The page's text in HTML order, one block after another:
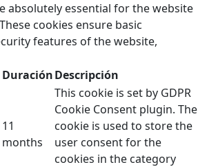
absolutely essential for the website
cookies ensure basic
features of the website,
DuraciónDescripción
11
months
This cookie is set by GDPR
Cookie Consent plugin. The
cookie is used to store the
user consent for the
cookies in the category